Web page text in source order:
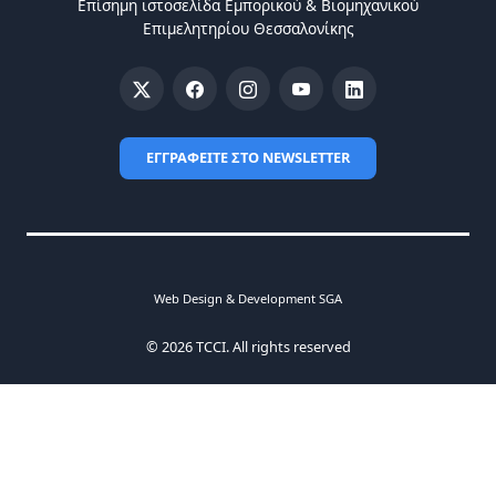
Επίσημη ιστοσελίδα Eμπορικού & Bιομηχανικού
Eπιμελητηρίου Θεσσαλονίκης
ΕΓΓΡΑΦΕΙΤΕ ΣΤΟ NEWSLETTER
Web Design & Development SGA
© 2026 TCCI. All rights reserved